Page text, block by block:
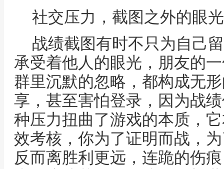
社交压力，截图之外的眼光
战绩截图有时不只为自己
承受着他人的眼光，朋友的
群里沉默的忽略，都构成无
享，甚至害怕登录，因为战
种压力扭曲了游戏的本质，
效考核，你为了证明而战，
反而离胜利更远，连跪的伤